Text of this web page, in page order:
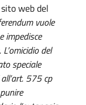
web del
vuole
impedisce
del
speciale
575 cp